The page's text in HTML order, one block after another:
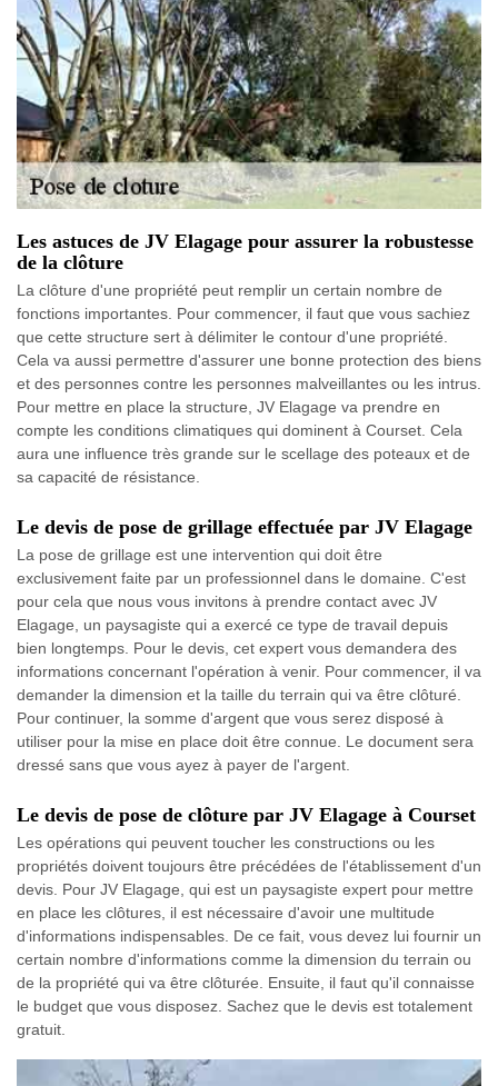
Les astuces de JV Elagage pour assurer la robustesse
de la clôture
La clôture d'une propriété peut remplir un certain nombre de
fonctions importantes. Pour commencer, il faut que vous sachiez
que cette structure sert à délimiter le contour d'une propriété.
Cela va aussi permettre d'assurer une bonne protection des biens
et des personnes contre les personnes malveillantes ou les intrus.
Pour mettre en place la structure, JV Elagage va prendre en
compte les conditions climatiques qui dominent à Courset. Cela
aura une influence très grande sur le scellage des poteaux et de
sa capacité de résistance.
Le devis de pose de grillage effectuée par JV Elagage
La pose de grillage est une intervention qui doit être
exclusivement faite par un professionnel dans le domaine. C'est
pour cela que nous vous invitons à prendre contact avec JV
Elagage, un paysagiste qui a exercé ce type de travail depuis
bien longtemps. Pour le devis, cet expert vous demandera des
informations concernant l'opération à venir. Pour commencer, il va
demander la dimension et la taille du terrain qui va être clôturé.
Pour continuer, la somme d'argent que vous serez disposé à
utiliser pour la mise en place doit être connue. Le document sera
dressé sans que vous ayez à payer de l'argent.
Le devis de pose de clôture par JV Elagage à Courset
Les opérations qui peuvent toucher les constructions ou les
propriétés doivent toujours être précédées de l'établissement d'un
devis. Pour JV Elagage, qui est un paysagiste expert pour mettre
en place les clôtures, il est nécessaire d'avoir une multitude
d'informations indispensables. De ce fait, vous devez lui fournir un
certain nombre d'informations comme la dimension du terrain ou
de la propriété qui va être clôturée. Ensuite, il faut qu'il connaisse
le budget que vous disposez. Sachez que le devis est totalement
gratuit.